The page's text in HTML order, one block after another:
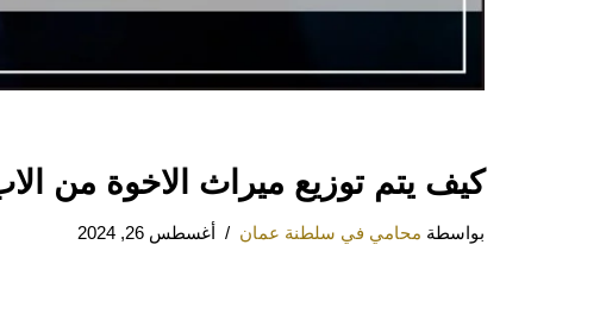
كيف يتم توزيع ميراث الاخوة من
بواسطة محامي في سلطنة عمان أغسطس 26, 2024